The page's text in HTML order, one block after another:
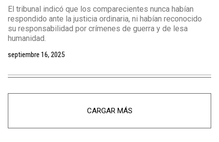
El tribunal indicó que los comparecientes nunca habían
respondido ante la justicia ordinaria, ni habían reconocido
su responsabilidad por crímenes de guerra y de lesa
humanidad.
septiembre 16, 2025
CARGAR MÁS